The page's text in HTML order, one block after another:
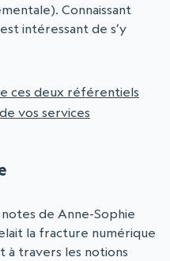
Connaissant
intéressant de s’y
ces deux référentiels
vos services
de Anne-Sophie
la fracture numérique
à travers les notions